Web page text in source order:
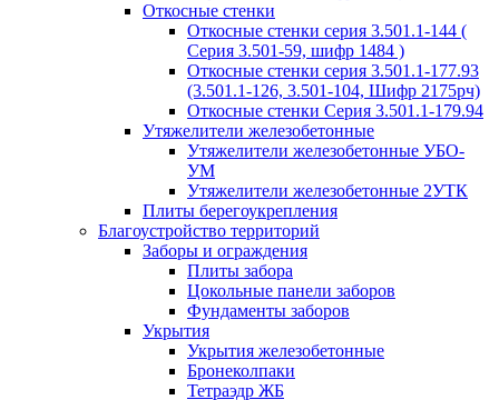
Откосные стенки
Откосные стенки серия 3.501.1-144 (
Серия 3.501-59, шифр 1484 )
Откосные стенки серия 3.501.1-177.93
(3.501.1-126, 3.501-104, Шифр 2175рч)
Откосные стенки Серия 3.501.1-179.94
Утяжелители железобетонные
Утяжелители железобетонные УБО-
УМ
Утяжелители железобетонные 2УТК
Плиты берегоукрепления
Благоустройство территорий
Заборы и ограждения
Плиты забора
Цокольные панели заборов
Фундаменты заборов
Укрытия
Укрытия железобетонные
Бронеколпаки
Тетраэдр ЖБ